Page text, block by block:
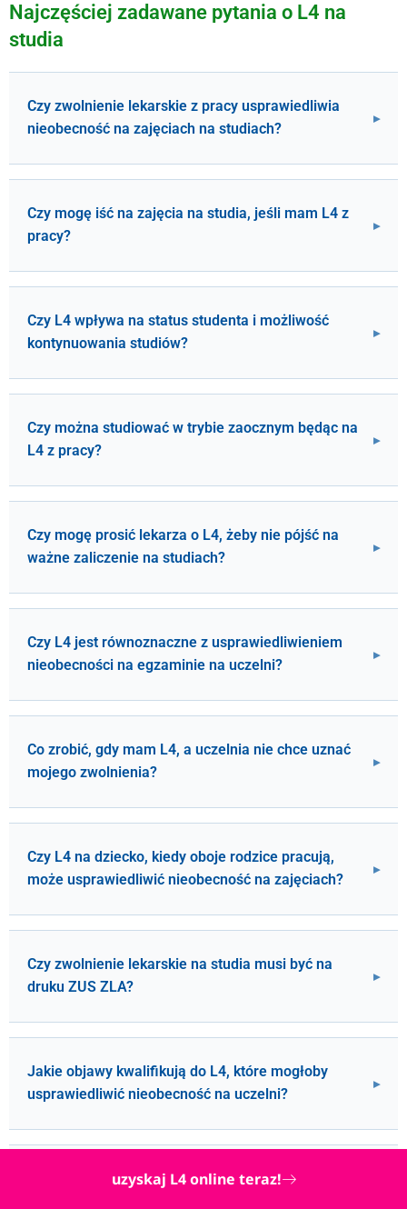
Najczęściej zadawane pytania o L4 na
studia
Czy zwolnienie lekarskie z pracy usprawiedliwia
nieobecność na zajęciach na studiach?
Czy mogę iść na zajęcia na studia, jeśli mam L4 z
pracy?
Czy L4 wpływa na status studenta i możliwość
kontynuowania studiów?
Czy można studiować w trybie zaocznym będąc na
L4 z pracy?
Czy mogę prosić lekarza o L4, żeby nie pójść na
ważne zaliczenie na studiach?
Czy L4 jest równoznaczne z usprawiedliwieniem
nieobecności na egzaminie na uczelni?
Co zrobić, gdy mam L4, a uczelnia nie chce uznać
mojego zwolnienia?
Czy L4 na dziecko, kiedy oboje rodzice pracują,
może usprawiedliwić nieobecność na zajęciach?
Czy zwolnienie lekarskie na studia musi być na
druku ZUS ZLA?
Jakie objawy kwalifikują do L4, które mogłoby
usprawiedliwić nieobecność na uczelni?
Czy lekarz rodzinny może wystawić L4 na tydzień,
uzyskaj L4 online teraz!